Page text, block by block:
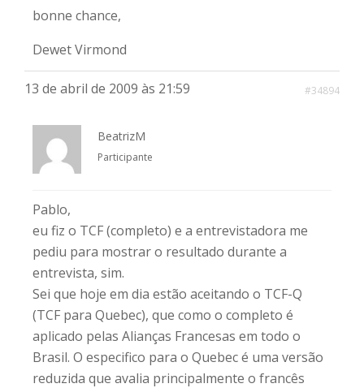
bonne chance,
Dewet Virmond
13 de abril de 2009 às 21:59 #34894
BeatrizM
Participante
Pablo,
eu fiz o TCF (completo) e a entrevistadora me
pediu para mostrar o resultado durante a
entrevista, sim.
Sei que hoje em dia estão aceitando o TCF-Q
(TCF para Quebec), que como o completo é
aplicado pelas Alianças Francesas em todo o
Brasil. O especifico para o Quebec é uma versão
reduzida que avalia principalmente o francês